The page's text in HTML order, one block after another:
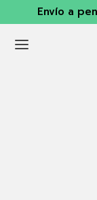
Envío a